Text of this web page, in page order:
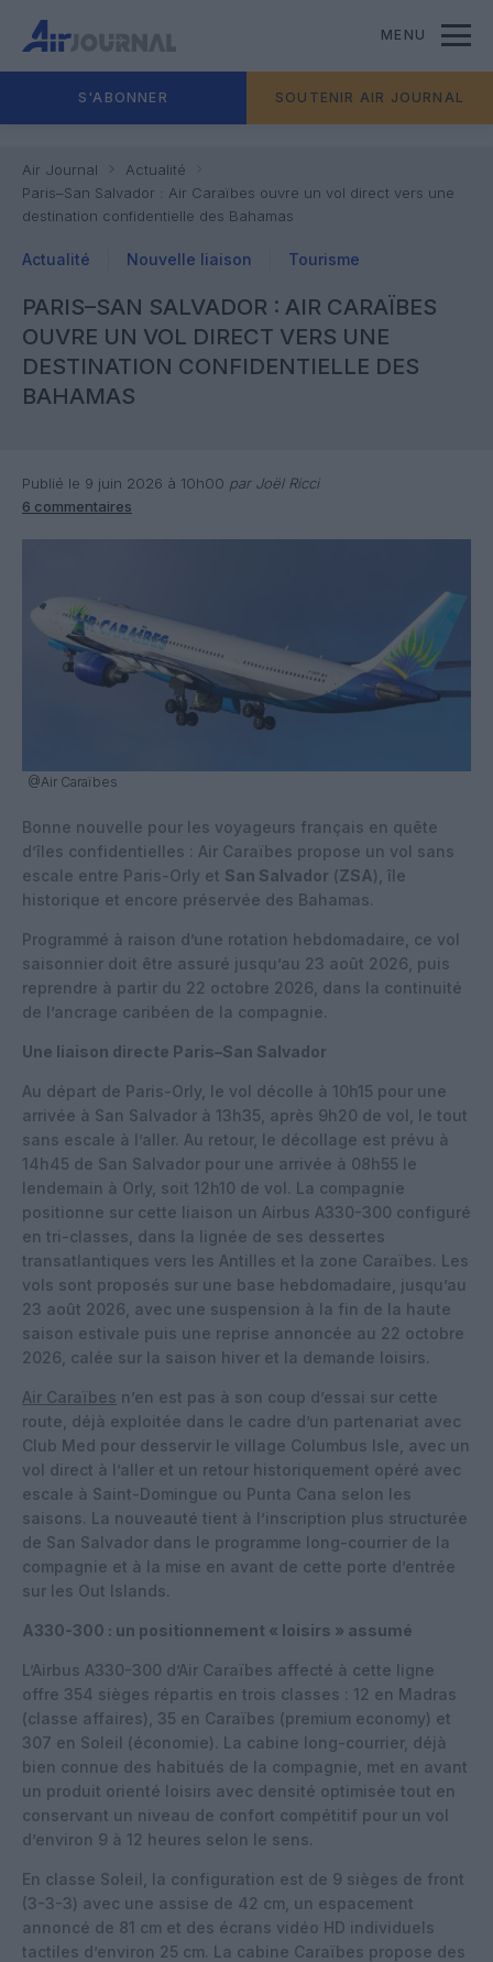
MENU
S'ABONNER SOUTENIR AIR JOURNAL
Air Journal
Actualité
Paris–San Salvador : Air Caraïbes ouvre un vol direct vers une
destination confidentielle des Bahamas
Actualité Nouvelle liaison Tourisme
PARIS–SAN SALVADOR : AIR CARAÏBES
OUVRE UN VOL DIRECT VERS UNE
DESTINATION CONFIDENTIELLE DES
BAHAMAS
Publié le 9 juin 2026 à 10h00 par Joël Ricci
6 commentaires
@Air Caraïbes
Bonne nouvelle pour les voyageurs français en quête
d’îles confidentielles : Air Caraïbes propose un vol sans
escale entre Paris-Orly et San Salvador (ZSA), île
historique et encore préservée des Bahamas.
Programmé à raison d’une rotation hebdomadaire, ce vol
saisonnier doit être assuré jusqu’au 23 août 2026, puis
reprendre à partir du 22 octobre 2026, dans la continuité
de l’ancrage caribéen de la compagnie.
Une liaison directe Paris–San Salvador
Au départ de Paris-Orly, le vol décolle à 10h15 pour une
arrivée à San Salvador à 13h35, après 9h20 de vol, le tout
sans escale à l’aller. Au retour, le décollage est prévu à
14h45 de San Salvador pour une arrivée à 08h55 le
lendemain à Orly, soit 12h10 de vol. La compagnie
positionne sur cette liaison un Airbus A330-300 configuré
en tri-classes, dans la lignée de ses dessertes
transatlantiques vers les Antilles et la zone Caraïbes. Les
vols sont proposés sur une base hebdomadaire, jusqu’au
23 août 2026, avec une suspension à la fin de la haute
saison estivale puis une reprise annoncée au 22 octobre
2026, calée sur la saison hiver et la demande loisirs.
Air Caraïbes n’en est pas à son coup d’essai sur cette
route, déjà exploitée dans le cadre d’un partenariat avec
Club Med pour desservir le village Columbus Isle, avec un
vol direct à l’aller et un retour historiquement opéré avec
escale à Saint-Domingue ou Punta Cana selon les
saisons. La nouveauté tient à l’inscription plus structurée
de San Salvador dans le programme long-courrier de la
compagnie et à la mise en avant de cette porte d’entrée
sur les Out Islands.
A330-300 : un positionnement « loisirs » assumé
L’Airbus A330-300 d’Air Caraïbes affecté à cette ligne
offre 354 sièges répartis en trois classes : 12 en Madras
(classe affaires), 35 en Caraïbes (premium economy) et
307 en Soleil (économie). La cabine long-courrier, déjà
bien connue des habitués de la compagnie, met en avant
un produit orienté loisirs avec densité optimisée tout en
conservant un niveau de confort compétitif pour un vol
d’environ 9 à 12 heures selon le sens.
En classe Soleil, la configuration est de 9 sièges de front
(3-3-3) avec une assise de 42 cm, un espacement
annoncé de 81 cm et des écrans vidéo HD individuels
tactiles d’environ 25 cm. La cabine Caraïbes propose des